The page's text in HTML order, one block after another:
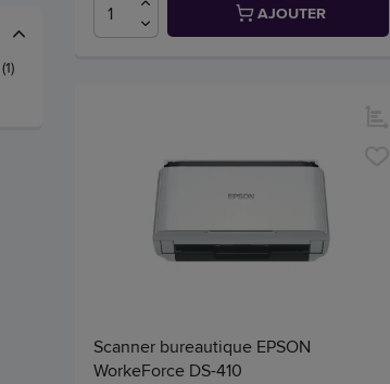
(1)
AJOUTER
Scanner bureautique EPSON
WorkeForce DS-410